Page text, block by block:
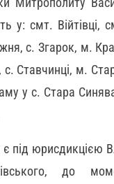
у: смт.
с. Згарок, м.
Ставчинці, м.
у с. Стара
є під
до